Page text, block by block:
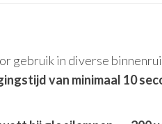
gebruik in diverse
van minimaal 10